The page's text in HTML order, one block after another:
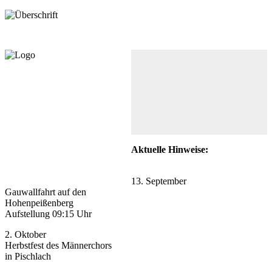
Aktuelle Hinweise:
13. September
Gauwallfahrt auf den
Hohenpeißenberg
Aufstellung 09:15 Uhr
2. Oktober
Herbstfest des Männerchors
in Pischlach